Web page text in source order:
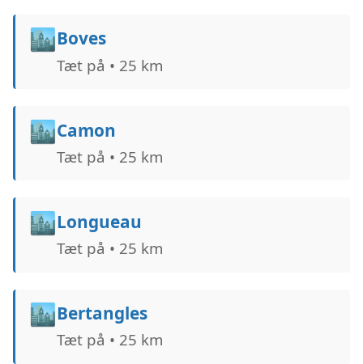
🏙️Boves
Tæt på • 25 km
🏙️Camon
Tæt på • 25 km
🏙️Longueau
Tæt på • 25 km
🏙️Bertangles
Tæt på • 25 km